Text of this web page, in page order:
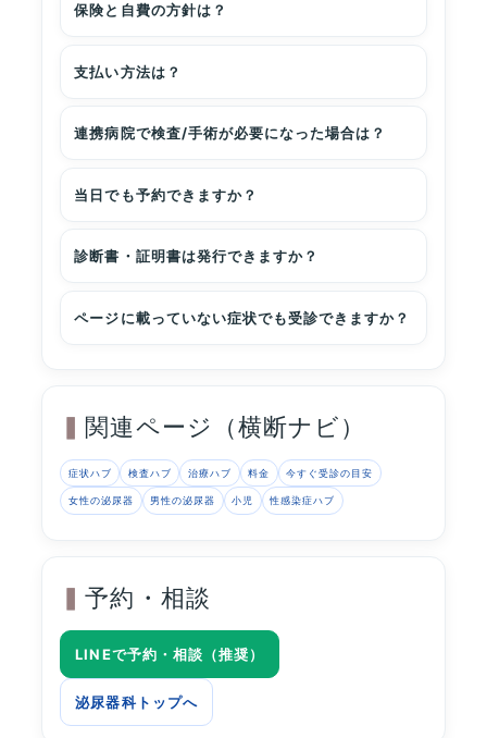
保険と自費の方針は？
支払い方法は？
連携病院で検査/手術が必要になった場合は？
当日でも予約できますか？
診断書・証明書は発行できますか？
ページに載っていない症状でも受診できますか？
関連ページ（横断ナビ）
症状ハブ 検査ハブ 治療ハブ 料金 今すぐ受診の目安
女性の泌尿器 男性の泌尿器 小児 性感染症ハブ
予約・相談
LINEで予約・相談（推奨）
泌尿器科トップへ